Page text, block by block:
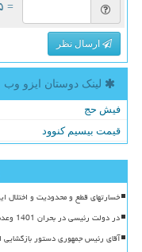
= ۵ بعلاوه ۵
ارسال نظر
لینک دوستان ایزو وب
فیش حج
قیمت بیسیم کنوود
خسارتهای قطع و محدودیت و اختلال
در دولت رئیسی در بحران 1401 وعده دادند اینترنت به طور موقت قطع می شود اما ماندگار شد
آقای رئیس جمهوری دستور بازگشایی